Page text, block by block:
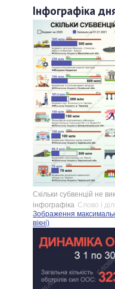
Інфографіка
Скільки субвенцій не
інфографіка Слово і
Зображення
вікні)